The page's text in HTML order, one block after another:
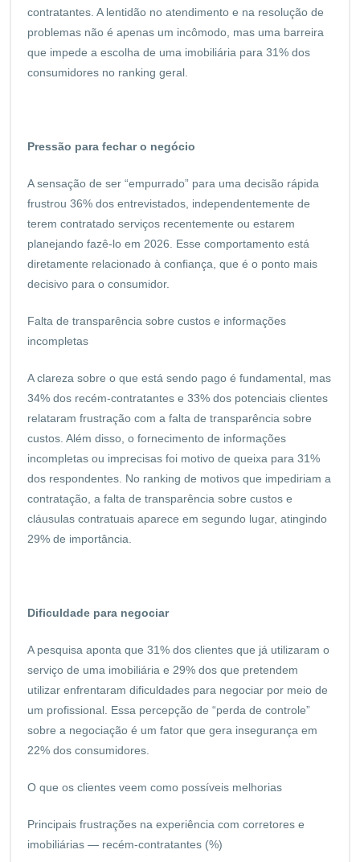
contratantes. A lentidão no atendimento e na resolução de
problemas não é apenas um incômodo, mas uma barreira
que impede a escolha de uma imobiliária para 31% dos
consumidores no ranking geral.
Pressão para fechar o negócio
A sensação de ser “empurrado” para uma decisão rápida
frustrou 36% dos entrevistados, independentemente de
terem contratado serviços recentemente ou estarem
planejando fazê-lo em 2026. Esse comportamento está
diretamente relacionado à confiança, que é o ponto mais
decisivo para o consumidor.
Falta de transparência sobre custos e informações
incompletas
A clareza sobre o que está sendo pago é fundamental, mas
34% dos recém-contratantes e 33% dos potenciais clientes
relataram frustração com a falta de transparência sobre
custos. Além disso, o fornecimento de informações
incompletas ou imprecisas foi motivo de queixa para 31%
dos respondentes. No ranking de motivos que impediriam a
contratação, a falta de transparência sobre custos e
cláusulas contratuais aparece em segundo lugar, atingindo
29% de importância.
Dificuldade para negociar
A pesquisa aponta que 31% dos clientes que já utilizaram o
serviço de uma imobiliária e 29% dos que pretendem
utilizar enfrentaram dificuldades para negociar por meio de
um profissional. Essa percepção de “perda de controle”
sobre a negociação é um fator que gera insegurança em
22% dos consumidores.
O que os clientes veem como possíveis melhorias
Principais frustrações na experiência com corretores e
imobiliárias — recém-contratantes (%)